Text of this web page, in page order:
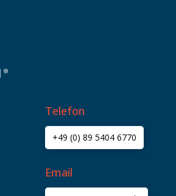
Telefon
+49 (0) 89 5404 6770
Email